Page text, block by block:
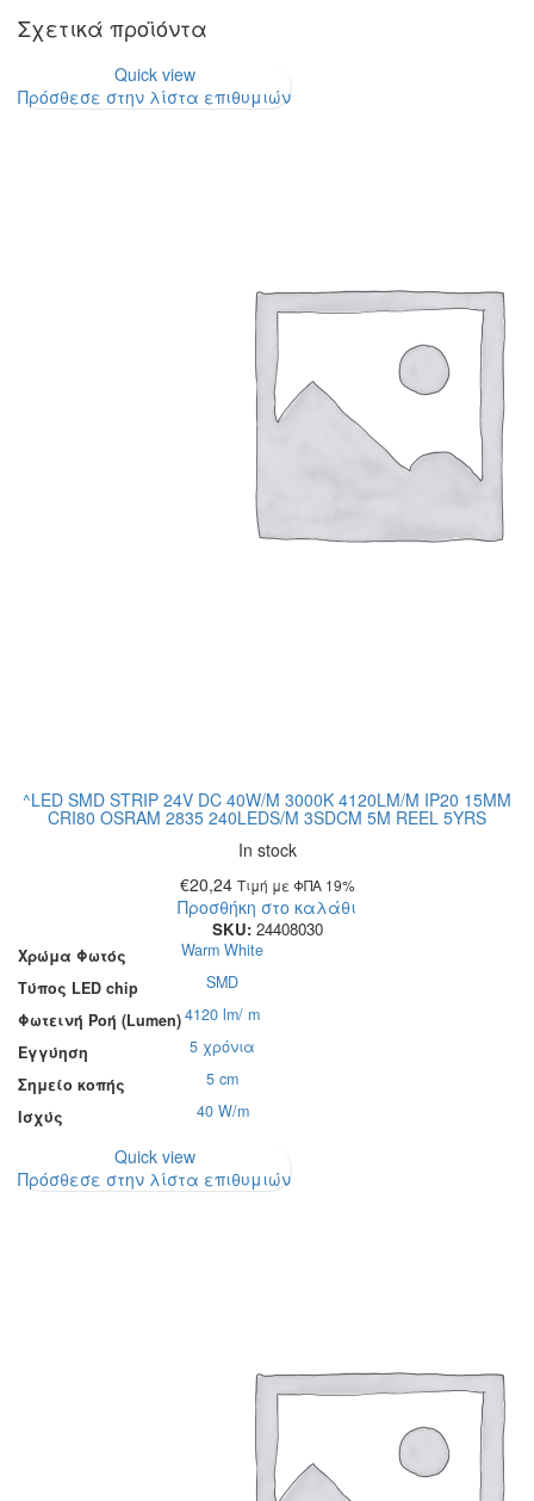
Σχετικά προϊόντα
Quick view
Πρόσθεσε στην λίστα επιθυμιών
^LED SMD STRIP 24V DC 40W/M 3000K 4120LM/M IP20 15MM
CRI80 OSRAM 2835 240LEDS/M 3SDCM 5M REEL 5YRS
In stock
€20,24 Τιμή με ΦΠΑ 19%
Προσθήκη στο καλάθι
SKU: 24408030
Χρώμα Φωτός
Warm White
Τύπος LED chip
SMD
Φωτεινή Ροή (Lumen)4120 lm/ m
Εγγύηση
5 χρόνια
Σημείο κοπής
5 cm
Ισχύς
40 W/m
Quick view
Πρόσθεσε στην λίστα επιθυμιών